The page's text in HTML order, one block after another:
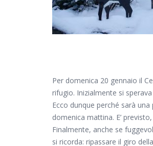
Per domenica 20 gennaio il
rifugio. Inizialmente si
Ecco dunque perché sarà
domenica mattina. E’
Finalmente, anche se
si ricorda: ripassare il giro